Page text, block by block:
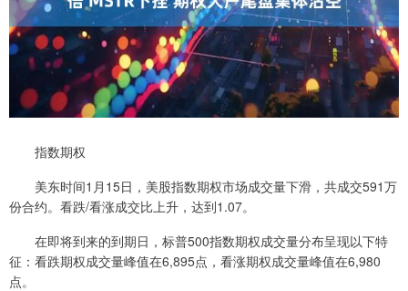
指数期权
美东时间1月15日，美股指数期权市场成交量下滑，共成交591万
份合约。看跌/看涨成交比上升，达到1.07。
在即将到来的到期日，标普500指数期权成交量分布呈现以下特
征：看跌期权成交量峰值在6,895点，看涨期权成交量峰值在6,980
点。